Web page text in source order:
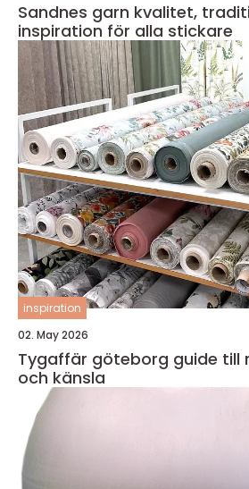
Sandnes garn kvalitet, tradition och
inspiration för alla stickare
inspiration
02. May 2026
Tygaffär göteborg guide till rätt tyg, form
och känsla